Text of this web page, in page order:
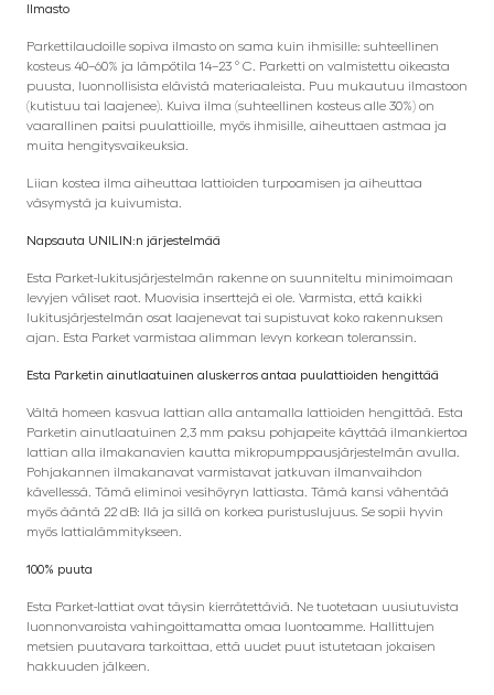
Ilmasto
Parkettilaudoille sopiva ilmasto on sama kuin ihmisille: suhteellinen
kosteus 40–60% ja lämpötila 14–23 ° C. Parketti on valmistettu oikeasta
puusta, luonnollisista elävistä materiaaleista. Puu mukautuu ilmastoon
(kutistuu tai laajenee). Kuiva ilma (suhteellinen kosteus alle 30%) on
vaarallinen paitsi puulattioille, myös ihmisille, aiheuttaen astmaa ja
muita hengitysvaikeuksia.
Liian kostea ilma aiheuttaa lattioiden turpoamisen ja aiheuttaa
väsymystä ja kuivumista.
Napsauta UNILIN:n järjestelmää
Esta Parket-lukitusjärjestelmän rakenne on suunniteltu minimoimaan
levyjen väliset raot. Muovisia inserttejä ei ole. Varmista, että kaikki
lukitusjärjestelmän osat laajenevat tai supistuvat koko rakennuksen
ajan. Esta Parket varmistaa alimman levyn korkean toleranssin.
Esta Parketin ainutlaatuinen aluskerros antaa puulattioiden hengittää
Vältä homeen kasvua lattian alla antamalla lattioiden hengittää. Esta
Parketin ainutlaatuinen 2,3 mm paksu pohjapeite käyttää ilmankiertoa
lattian alla ilmakanavien kautta mikropumppausjärjestelmän avulla.
Pohjakannen ilmakanavat varmistavat jatkuvan ilmanvaihdon
kävellessä. Tämä eliminoi vesihöyryn lattiasta. Tämä kansi vähentää
myös ääntä 22 dB: llä ja sillä on korkea puristuslujuus. Se sopii hyvin
myös lattialämmitykseen.
100% puuta
Esta Parket-lattiat ovat täysin kierrätettäviä. Ne tuotetaan uusiutuvista
luonnonvaroista vahingoittamatta omaa luontoamme. Hallittujen
metsien puutavara tarkoittaa, että uudet puut istutetaan jokaisen
hakkuuden jälkeen.